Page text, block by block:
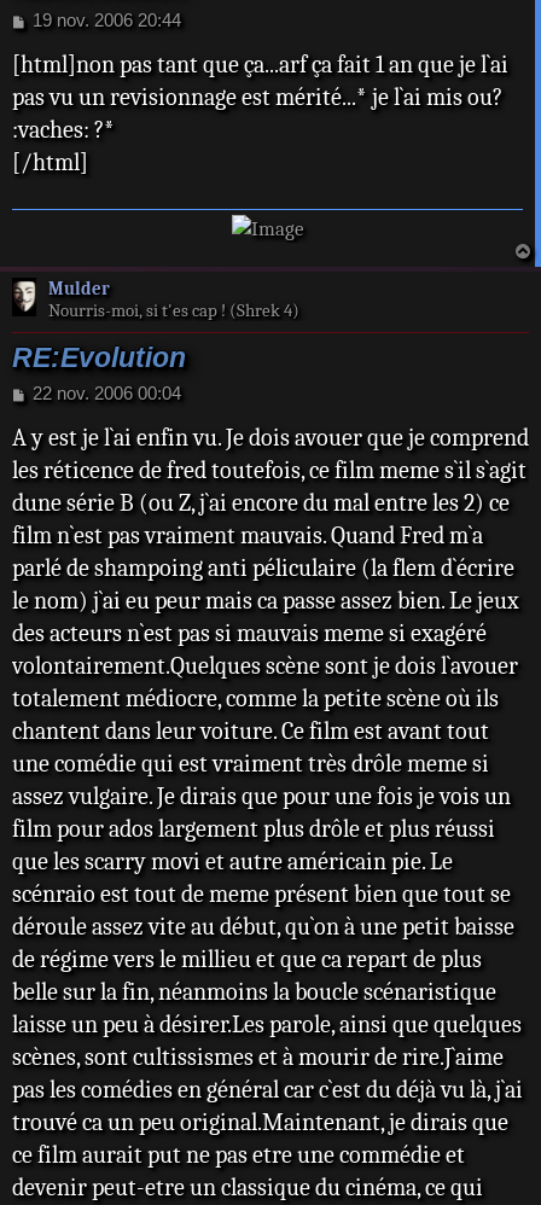
M
s
a
g
e
19 nov. 2006 20:44
[html]non pas tant que ça...arf ça fait 1 an que je l`ai
pas vu un revisionnage est mérité...* je l`ai mis ou?
:vaches: ?*
[/html]
a
Mulder
Nourris-moi, si t'es cap ! (Shrek 4)
RE:Evolution
M
s
a
g
e
22 nov. 2006 00:04
A y est je l`ai enfin vu. Je dois avouer que je comprend
les réticence de fred toutefois, ce film meme s`il s`agit
dune série B (ou Z, j`ai encore du mal entre les 2) ce
film n`est pas vraiment mauvais. Quand Fred m`a
parlé de shampoing anti péliculaire (la flem d`écrire
le nom) j`ai eu peur mais ca passe assez bien. Le jeux
des acteurs n`est pas si mauvais meme si exagéré
volontairement.Quelques scène sont je dois l`avouer
totalement médiocre, comme la petite scène où ils
chantent dans leur voiture. Ce film est avant tout
une comédie qui est vraiment très drôle meme si
assez vulgaire. Je dirais que pour une fois je vois un
film pour ados largement plus drôle et plus réussi
que les scarry movi et autre américain pie. Le
scénraio est tout de meme présent bien que tout se
déroule assez vite au début, qu`on à une petit baisse
de régime vers le millieu et que ca repart de plus
belle sur la fin, néanmoins la boucle scénaristique
laisse un peu à désirer.Les parole, ainsi que quelques
scènes, sont cultissismes et à mourir de rire.J`aime
pas les comédies en général car c`est du déjà vu là, j`ai
trouvé ca un peu original.Maintenant, je dirais que
ce film aurait put ne pas etre une commédie et
devenir peut-etre un classique du cinéma, ce qui